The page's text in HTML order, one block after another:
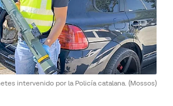
intervenido por la Policía catalana. (Mossos)